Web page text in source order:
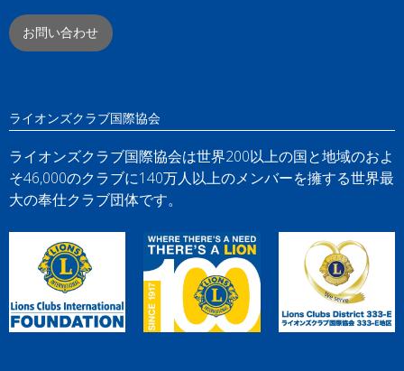
お問い合わせ
ライオンズクラブ国際協会
ライオンズクラブ国際協会は世界200以上の国と地域のおよ
そ46,000のクラブに140万人以上のメンバーを擁する世界最
大の奉仕クラブ団体です。